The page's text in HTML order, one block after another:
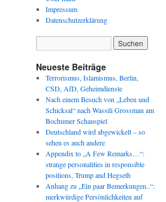
Impressum
Datenschutzerklärung
Neueste Beiträge
Terrorismus, Islamismus, Berlin,
CSD, AfD, Geheimdienste
Nach einem Besuch von „Leben und
Schicksal“ nach Wassili Grossman am
Bochumer Schauspiel
Deutschland wird abgewickelt – so
sehen es auch andere
Appendix to „A Few Remarks…“:
strange personalities in responsible
positions, Trump and Hegseth
Anhang zu „Ein paar Bemerkungen..“:
merkwürdige Persönlichkeiten auf